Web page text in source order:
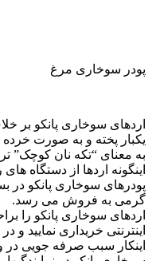
پودر سوخاری مرغ
اردهای سوخاری پانکو بر
یکبار پخته و به صورت خرده
به معنای “تکه نان کوچک”
اینگونه اردها از دستگاه
گرمی به فروش می رسد.
اردهای سوخاری پانکو را
اینترنتی خریداری نمایید
اینکار سبب صرفه جویی در